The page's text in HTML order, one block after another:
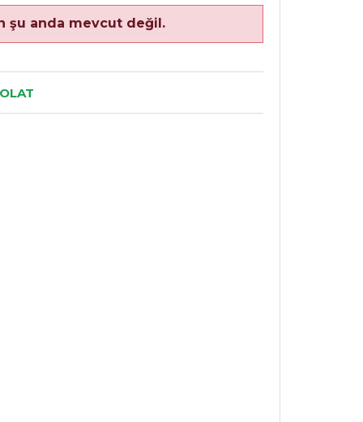
şu anda mevcut değil.